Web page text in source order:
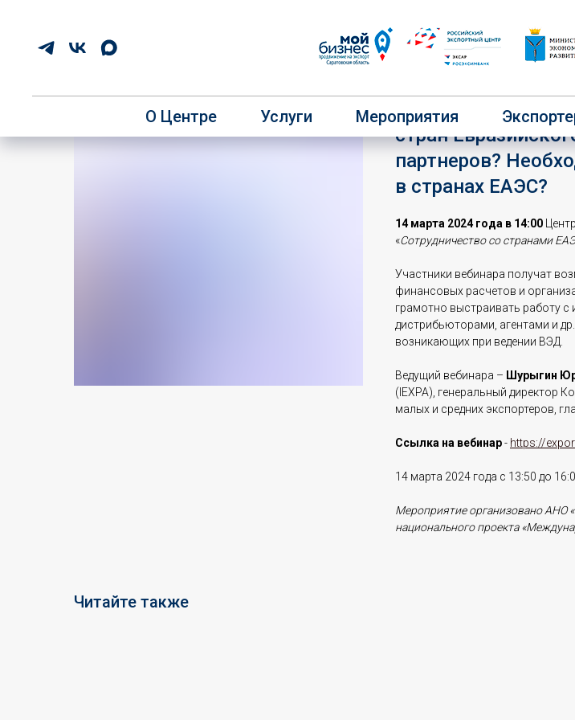
О Центре Услуги Мероприятия
Хотите узнать
стран
партнеров?
в странах ЕАЭС?
14 марта 2024 года в 14:00
«Сотрудничество со странами
Участники вебинара получат
финансовых расчетов и
грамотно выстраивать работу
дистрибьюторами, агентами и
возникающих при ведении ВЭД.
Ведущий вебинара – Шурыгин
(IEXPA), генеральный директор
малых и средних экспортеров,
Ссылка на вебинар- https://
14 марта 2024 года с 13:50 до
Мероприятие организовано АНО
национального проекта
Читайте также